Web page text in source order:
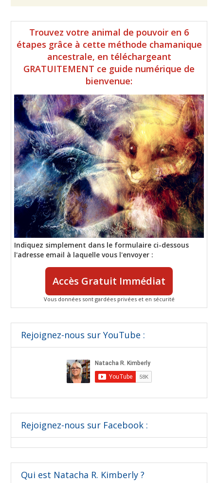
Barre
latérale
principale
Trouvez votre animal de pouvoir en 6
étapes grâce à cette méthode chamanique
ancestrale, en téléchargeant
GRATUITEMENT ce guide numérique de
bienvenue:
Indiquez simplement dans le formulaire ci-dessous
l'adresse email à laquelle vous l'envoyer :
Accès Gratuit Immédiat
Vous données sont gardées privées et en sécurité
Rejoignez-nous sur YouTube :
Rejoignez-nous sur Facebook :
Qui est Natacha R. Kimberly ?